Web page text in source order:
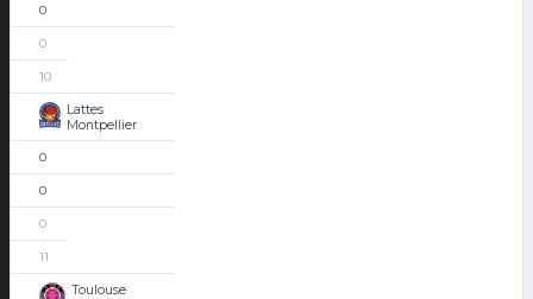
0
0
10
Lattes
Montpellier
0
0
0
11
Toulouse